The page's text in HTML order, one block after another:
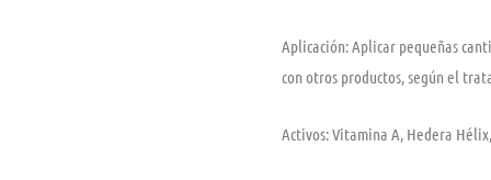
Aplicación: Aplicar pequeñas
con otros productos, según el
Activos: Vitamina A, Hedera